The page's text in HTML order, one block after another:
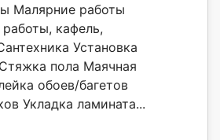
Малярние работы
кафель,
Установка
пола Маячная
обоев/багетов
Укладка ламината...